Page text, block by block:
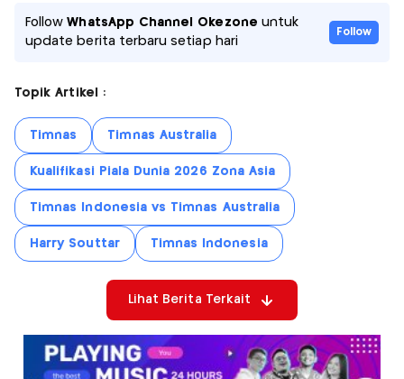
FollowWhatsApp Channel Okezone untuk
update berita terbaru setiap hari
Follow
Topik Artikel :
Timnas Timnas Australia
Kualifikasi Piala Dunia 2026 Zona Asia
Timnas Indonesia vs Timnas Australia
Harry Souttar Timnas Indonesia
Lihat Berita Terkait